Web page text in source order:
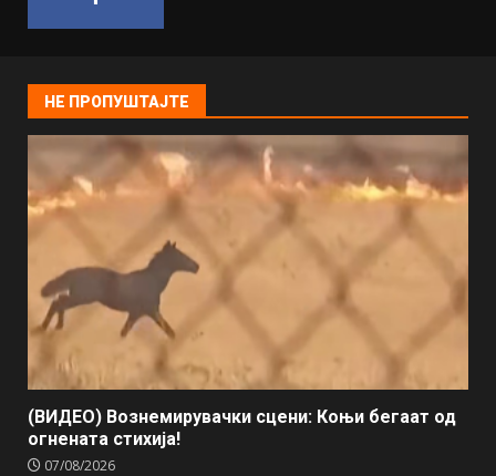
НЕ ПРОПУШТАЈТЕ
(ВИДЕО) Вознемирувачки сцени: Коњи бегаат од
огнената стихија!
07/08/2026